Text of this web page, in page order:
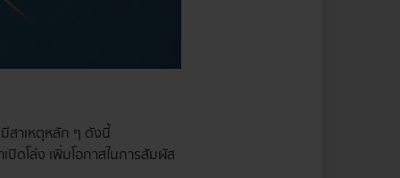
สาเหตุหลัก ๆ ดังนี้
ดโล่ง เพิ่มโอกาสในการสัมผัส